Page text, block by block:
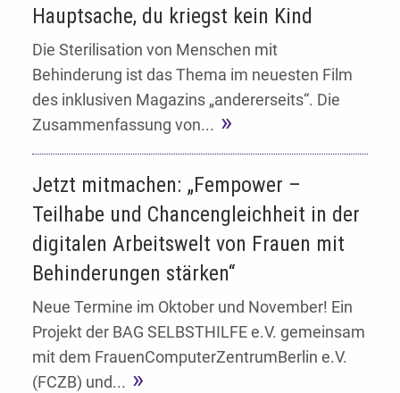
Hauptsache, du kriegst kein Kind
Die Sterilisation von Menschen mit
Behinderung ist das Thema im neuesten Film
des inklusiven Magazins „andererseits“. Die
Zusammenfassung von...
Jetzt mitmachen: „Fempower –
Teilhabe und Chancengleichheit in der
digitalen Arbeitswelt von Frauen mit
Behinderungen stärken“
Neue Termine im Oktober und November! Ein
Projekt der BAG SELBSTHILFE e.V. gemeinsam
mit dem FrauenComputerZentrumBerlin e.V.
(FCZB) und...